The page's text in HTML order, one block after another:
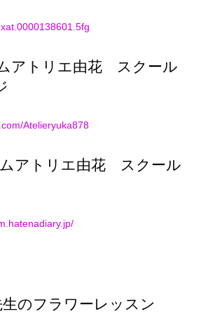
アトリエ由花 スクール
Atelieryuka878
アトリエ由花 スクール
生のフラワーレッスン